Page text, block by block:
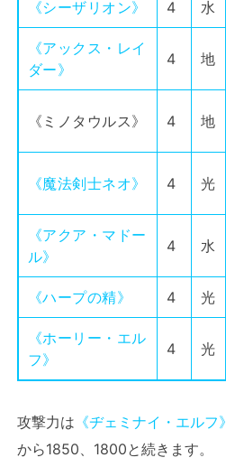
《シーザリオン》 4 水
《アックス・レイ
ダー》
4 地
《ミノタウルス》 4 地
《魔法剣士ネオ》 4 光
《アクア・マドー
ル》
4 水
《ハープの精》 4 光
《ホーリー・エル
フ》
4 光
攻撃力は 《ヂェミナイ・エルフ》
から1850、1800と続きます。